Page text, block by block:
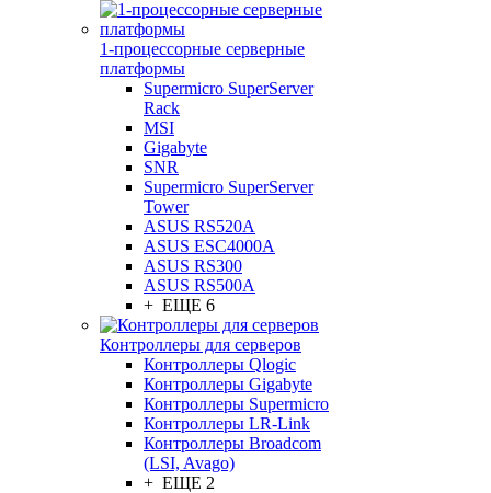
1-процессорные серверные
платформы
Supermicro SuperServer
Rack
MSI
Gigabyte
SNR
Supermicro SuperServer
Tower
ASUS RS520A
ASUS ESC4000A
ASUS RS300
ASUS RS500A
+ ЕЩЕ 6
Контроллеры для серверов
Контроллеры Qlogic
Контроллеры Gigabyte
Контроллеры Supermicro
Контроллеры LR-Link
Контроллеры Broadcom
(LSI, Avago)
+ ЕЩЕ 2